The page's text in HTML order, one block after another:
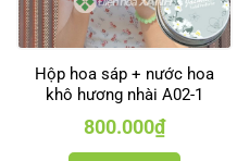
Hộp hoa sáp + nước hoa
khô hương nhài A02-1
800.000₫